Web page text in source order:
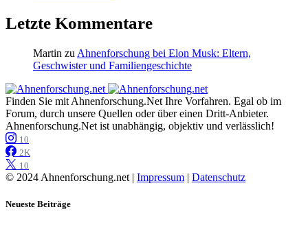
Letzte Kommentare
Martin zu Ahnenforschung bei Elon Musk: Eltern,
Geschwister und Familiengeschichte
Finden Sie mit Ahnenforschung.Net Ihre Vorfahren. Egal ob im
Forum, durch unsere Quellen oder über einen Dritt-Anbieter.
Ahnenforschung.Net ist unabhängig, objektiv und verlässlich!
10
2K
10
© 2024 Ahnenforschung.net | Impressum | Datenschutz
Neueste Beiträge